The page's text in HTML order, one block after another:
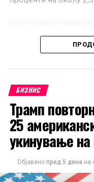
дискреционите
одложуваат
Домаќинствата со
намалиле ваквата
неизвесност, додека
крателе трошоците
кафулиња.
Единствената
цени на горивата и
БИЗНИС
Трамп
25
укинување
Објавено пред 5 дена на